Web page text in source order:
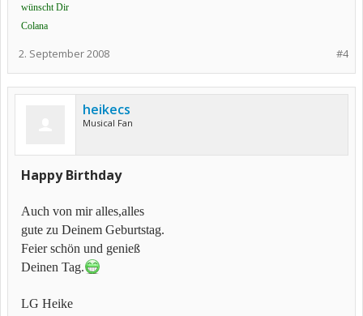
wünscht Dir
Colana
#4
2. September 2008
heikecs
Musical Fan
Happy Birthday
Auch von mir alles,alles
gute zu Deinem Geburtstag.
Feier schön und genieß
Deinen Tag.
LG Heike